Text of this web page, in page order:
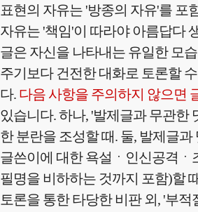
표현의 자유는 '방종의 자유'를 포
자유는 '책임'이 따라야 아름답다
글은 자신을 나타내는 유일한 모
주기보다 건전한 대화로 토론할
다. 다음 사항을 주의하지 않으면
있습니다. 하나, '발제글과 무관한
한 분란을 조성할 때. 둘, 발제글
글쓴이에 대한 욕설ㆍ인신공격ㆍ
필명을 비하하는 것까지 포함)할
토론을 통한 타당한 비판 외, '부